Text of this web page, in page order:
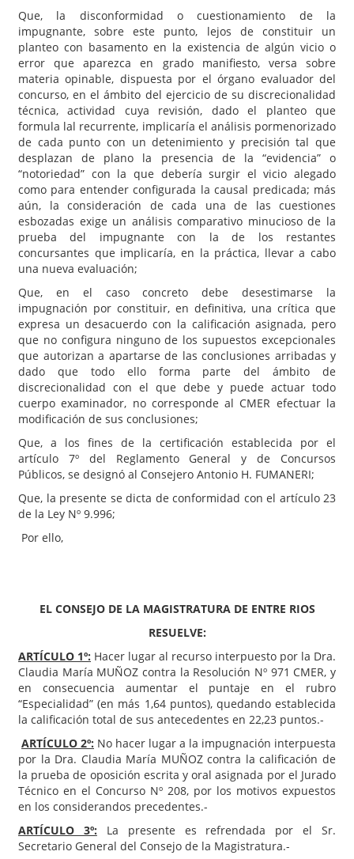
Que, la disconformidad o cuestionamiento de la
impugnante, sobre este punto, lejos de constituir un
planteo con basamento en la existencia de algún vicio o
error que aparezca en grado manifiesto, versa sobre
materia opinable, dispuesta por el órgano evaluador del
concurso, en el ámbito del ejercicio de su discrecionalidad
técnica, actividad cuya revisión, dado el planteo que
formula lal recurrente, implicaría el análisis pormenorizado
de cada punto con un detenimiento y precisión tal que
desplazan de plano la presencia de la “evidencia” o
“notoriedad” con la que debería surgir el vicio alegado
como para entender configurada la causal predicada; más
aún, la consideración de cada una de las cuestiones
esbozadas exige un análisis comparativo minucioso de la
prueba del impugnante con la de los restantes
concursantes que implicaría, en la práctica, llevar a cabo
una nueva evaluación;
Que, en el caso concreto debe desestimarse la
impugnación por constituir, en definitiva, una crítica que
expresa un desacuerdo con la calificación asignada, pero
que no configura ninguno de los supuestos excepcionales
que autorizan a apartarse de las conclusiones arribadas y
dado que todo ello forma parte del ámbito de
discrecionalidad con el que debe y puede actuar todo
cuerpo examinador, no corresponde al CMER efectuar la
modificación de sus conclusiones;
Que, a los fines de la certificación establecida por el
artículo 7º del Reglamento General y de Concursos
Públicos, se designó al Consejero Antonio H. FUMANERI;
Que, la presente se dicta de conformidad con el artículo 23
de la Ley Nº 9.996;
Por ello,
EL CONSEJO DE LA MAGISTRATURA DE ENTRE RIOS
RESUELVE:
ARTÍCULO 1º: Hacer lugar al recurso interpuesto por la Dra.
Claudia María MUÑOZ contra la Resolución Nº 971 CMER, y
en consecuencia aumentar el puntaje en el rubro
“Especialidad” (en más 1,64 puntos), quedando establecida
la calificación total de sus antecedentes en 22,23 puntos.-
ARTÍCULO 2º: No hacer lugar a la impugnación interpuesta
por la Dra. Claudia María MUÑOZ contra la calificación de
la prueba de oposición escrita y oral asignada por el Jurado
Técnico en el Concurso Nº 208, por los motivos expuestos
en los considerandos precedentes.-
ARTÍCULO 3º: La presente es refrendada por el Sr.
Secretario General del Consejo de la Magistratura.-